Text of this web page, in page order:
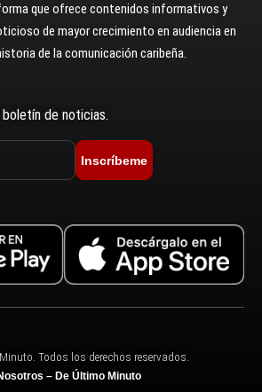
que ofrece contenidos informativos y
de mayor crecimiento en audiencia en
de la comunicación caribeña.
de noticias.
Inscríbeme
Todos los derechos reservados.
– De Último Minuto